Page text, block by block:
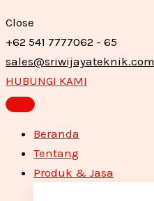
Close
+62 541 7777062 - 65
sales@sriwijayateknik.com
HUBUNGI KAMI
Beranda
Tentang
Produk & Jasa